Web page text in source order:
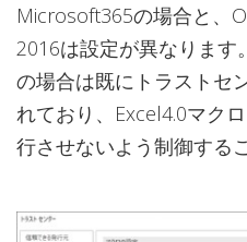
Microsoft365の場合と、
2016は設定が異なりま
の場合は既にトラストセ
れており、Excel4.0マク
行させないよう制御する